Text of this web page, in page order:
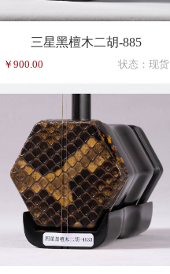
三星黑檀木二胡-885
￥900.00 状态：现货